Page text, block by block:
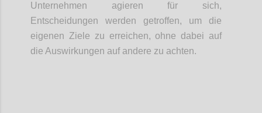
Unternehmen agieren für sich,
Entscheidungen werden getroffen, um die
eigenen Ziele zu erreichen, ohne dabei auf
die Auswirkungen auf andere zu achten.